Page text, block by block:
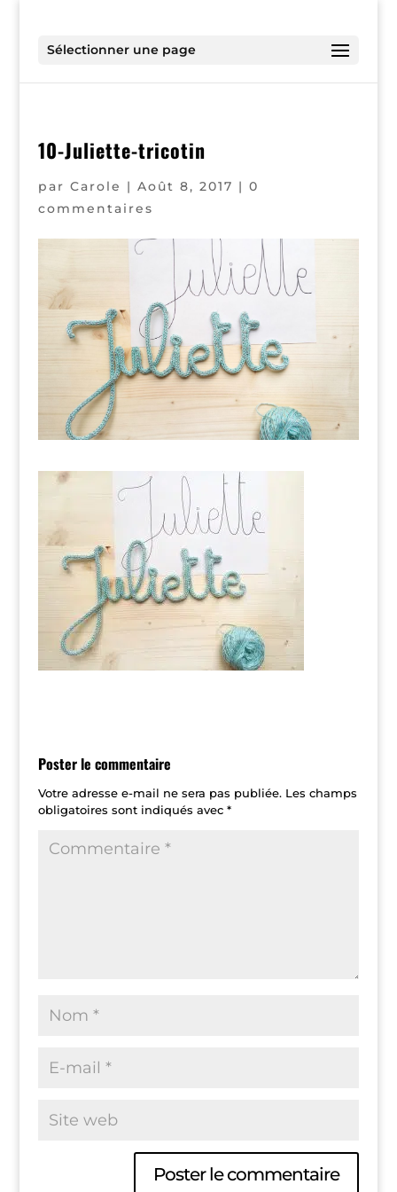
Sélectionner une page
10-Juliette-tricotin
par Carole | Août 8, 2017 | 0
commentaires
Poster le commentaire
Votre adresse e-mail ne sera pas publiée. Les champs
obligatoires sont indiqués avec *